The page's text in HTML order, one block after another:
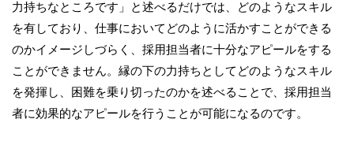
力持ちなところです」と述べるだけでは、どのようなスキル
を有しており、仕事においてどのように活かすことができる
のかイメージしづらく、採用担当者に十分なアピールをする
ことができません。縁の下の力持ちとしてどのようなスキル
を発揮し、困難を乗り切ったのかを述べることで、採用担当
者に効果的なアピールを行うことが可能になるのです。